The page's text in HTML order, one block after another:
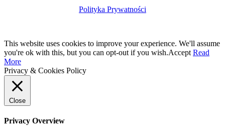
Polityka Prywatności
This website uses cookies to improve your experience. We'll assume
you're ok with this, but you can opt-out if you wish.Accept Read
More
Privacy & Cookies Policy
Close
Privacy Overview